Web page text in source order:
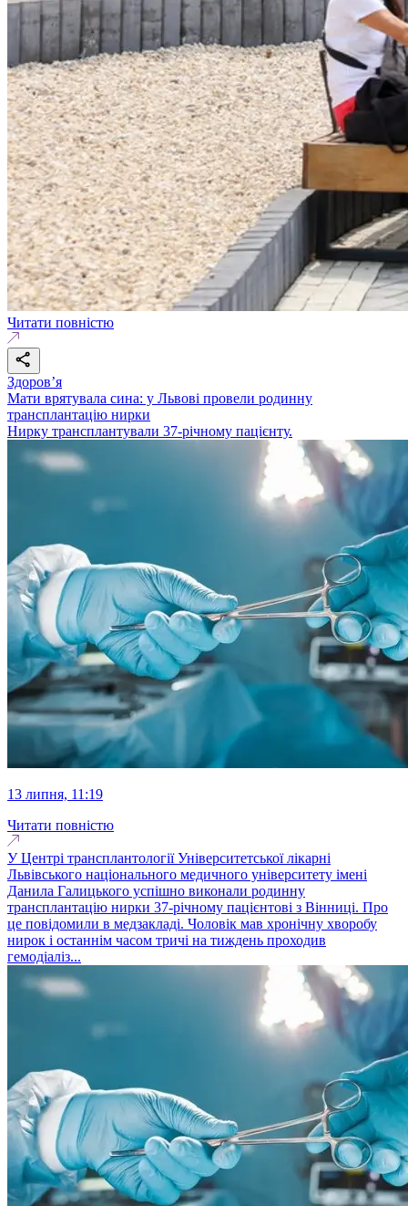
Читати повністю
Здоровʼя
Мати врятувала сина: у Львові провели родинну
трансплантацію нирки
Нирку трансплантували 37-річному пацієнту.
13 липня, 11:19
Читати повністю
У Центрі трансплантології Університетської лікарні
Львівського національного медичного університету імені
Данила Галицького успішно виконали родинну
трансплантацію нирки 37-річному пацієнтові з Вінниці. Про
це повідомили в медзакладі. Чоловік мав хронічну хворобу
нирок і останнім часом тричі на тиждень проходив
гемодіаліз...